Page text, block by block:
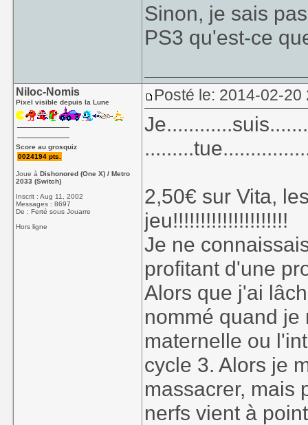
Sinon, je sais
PS3 qu'est-ce
Niloc-Nomis
Pixel visible depuis la Lune
Score au grosquiz
0024194 pts.
Joue àDishonored (One X) / Metro
2033 (Switch)
Inscrit : Aug 11, 2002
Messages : 8697
De : Ferté sous Jouarre
Hors ligne
Posté le: 2014-02-
2,50€ sur Vita,
jeu!!!!!!!!!!!!!!!!!!!!!
Je ne
profitant d'une
Alors que j'ai
nommé quand
maternelle ou
cycle 3. Alors je
massacrer, mais
nerfs vient à